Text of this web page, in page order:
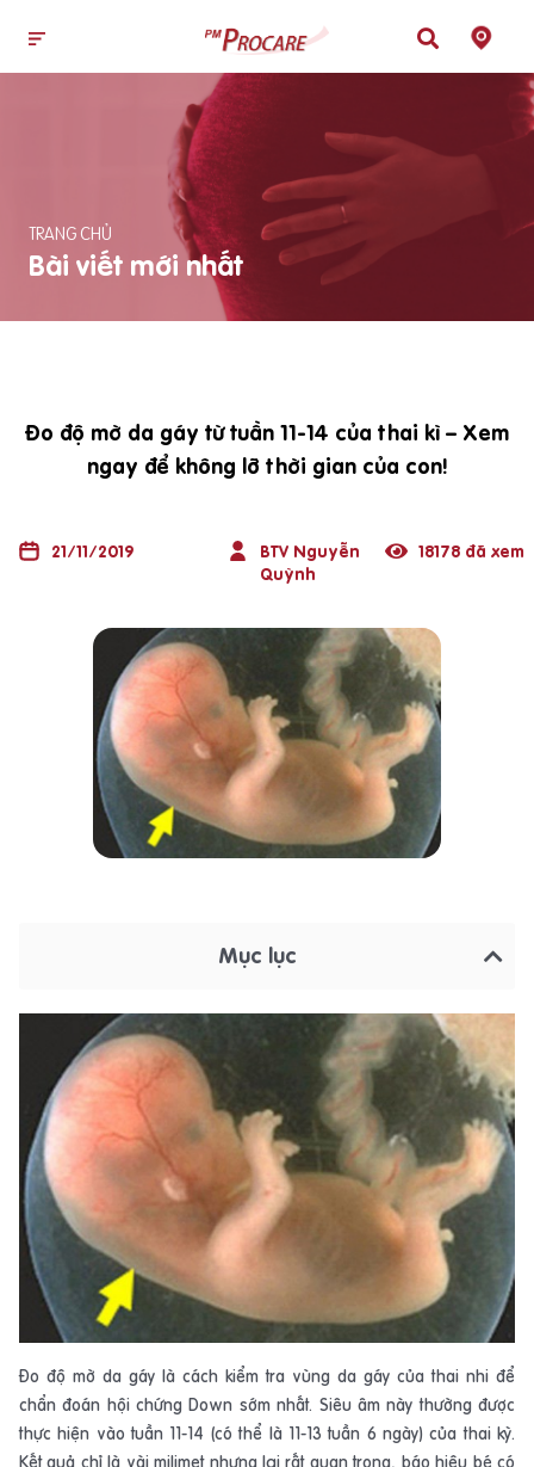
TRANG CHỦ
Bài viết mới nhất
Đo độ mờ da gáy từ tuần 11-14 của thai kì – Xem
ngay để không lỡ thời gian của con!
21/11/2019
BTV Nguyễn
Quỳnh
18178 đã xem
Mục lục
Đo độ mờ da gáy là cách kiểm tra vùng da gáy của thai nhi để
chẩn đoán hội chứng Down sớm nhất. Siêu âm này thường được
thực hiện vào tuần 11-14 (có thể là 11-13 tuần 6 ngày) của thai kỳ.